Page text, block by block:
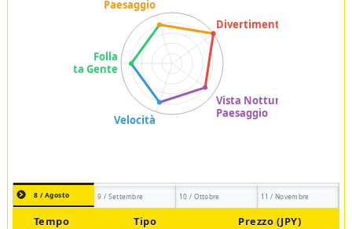
8 / Agosto 9 / Settembre 10 / Ottobre 11 / Novembre
Tempo Tipo Prezzo (JPY)